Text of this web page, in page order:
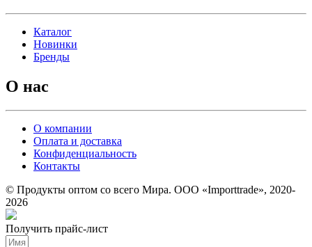
Каталог
Новинки
Бренды
О нас
О компании
Оплата и доставка
Конфиденциальность
Контакты
© Продукты оптом со всего Мира. ООО «Importtrade», 2020-
2026
Получить прайс-лист